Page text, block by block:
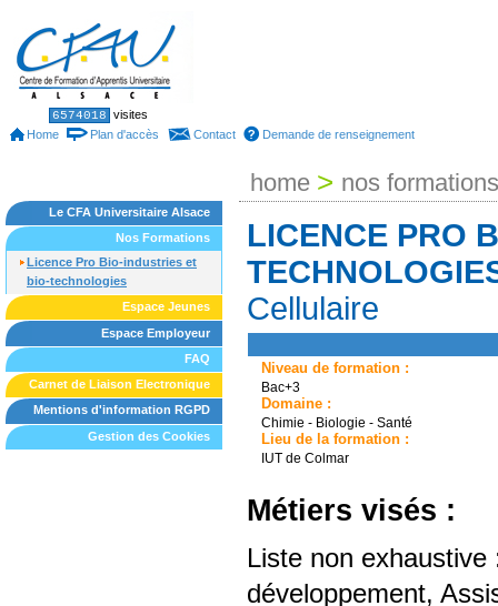
content.
Skip
navigation
6574018 visites
Home
Plan d'accès Contact Demande de renseignement
Le CFA Universitaire Alsace
Nos Formations
Licence Pro Bio-industries et
bio-technologies
Espace Jeunes
Espace Employeur
FAQ
Carnet de Liaison Electronique
Mentions d'information RGPD
Gestion des Cookies
home > nos formations
LICENCE PRO
Cellulaire
Niveau de formation :
Bac+3
Domaine :
Chimie - Biologie - Santé
Lieu de la formation :
IUT de Colmar
Métiers visés :
Liste non
développement,